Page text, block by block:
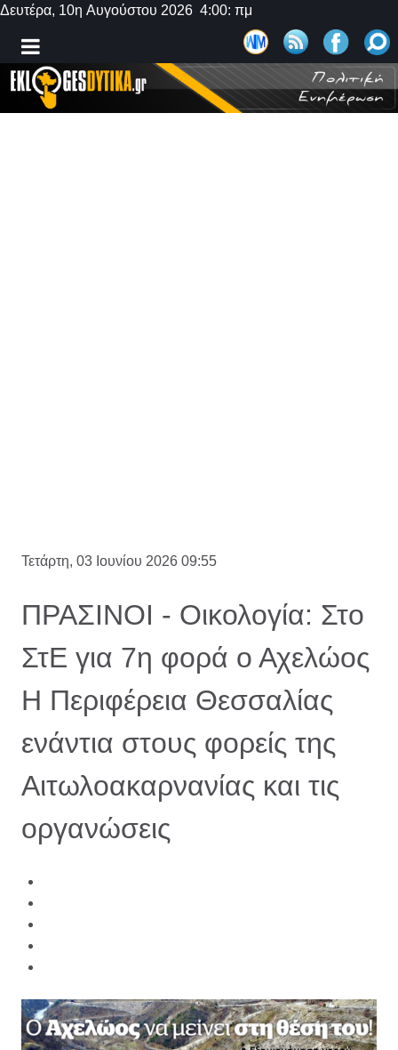
Δευτέρα, 10η Αυγούστου 2026 4:00: πμ
Τετάρτη, 03 Ιουνίου 2026 09:55
ΠΡΑΣΙΝΟΙ - Οικολογία: Στο
ΣτΕ για 7η φορά ο Αχελώος
Η Περιφέρεια Θεσσαλίας
ενάντια στους φορείς της
Αιτωλοακαρνανίας και τις
οργανώσεις